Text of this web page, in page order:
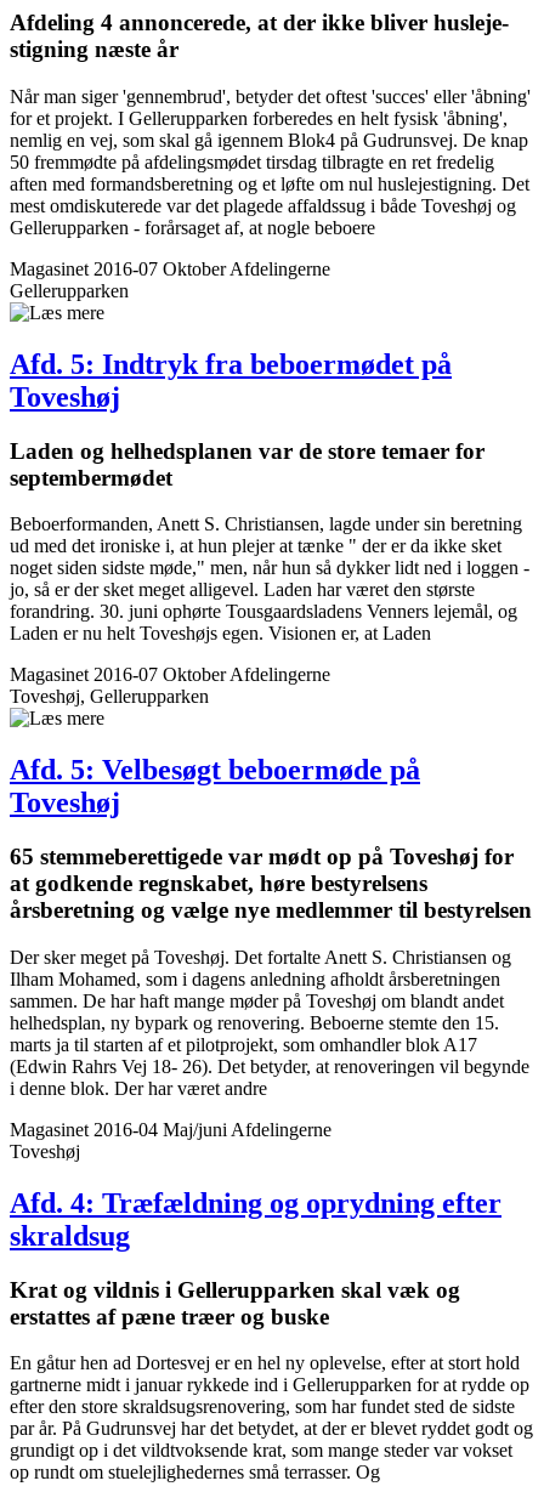
Afdeling 4 annoncerede, at der ikke bliver husleje­
stigning næste år
Når man siger 'gennembrud', betyder det oftest 'succes' eller 'åbning'
for et projekt. I Gellerupparken forberedes en helt fysisk 'åbning',
nemlig en vej, som skal gå igennem Blok4 på Gudrunsvej. De knap
50 fremmødte på afdelingsmødet tirsdag tilbragte en ret fredelig
aften med formandsberetning og et løfte om nul huslejestigning. Det
mest omdiskuterede var det plagede affaldssug i både Toveshøj og
Gellerupparken - forårsaget af, at nogle beboere
Magasinet 2016-07 Oktober Afdelingerne
Gellerupparken
Afd. 5: Indtryk fra beboer­mødet på
Toveshøj
Laden og helheds­planen var de store temaer for
septembermødet
Beboerformanden, Anett S. Christiansen, lagde under sin beretning
ud med det ironiske i, at hun plejer at tænke " der er da ikke sket
noget siden sidste møde," men, når hun så dykker lidt ned i loggen -
jo, så er der sket meget alligevel. Laden har været den største
forandring. 30. juni ophørte Tousgaardsladens Venners lejemål, og
Laden er nu helt Toveshøjs egen. Visionen er, at Laden
Magasinet 2016-07 Oktober Afdelingerne
Toveshøj, Gellerupparken
Afd. 5: Velbesøgt beboer­møde på
Toveshøj
65 stemmeberettigede var mødt op på Toveshøj for
at godkende regnskabet, høre bestyrelsens
årsberetning og vælge nye medlemmer til bestyrelsen
Der sker meget på Toveshøj. Det fortalte Anett S. Christiansen og
Ilham Mohamed, som i dagens anledning afholdt årsberetningen
sammen. De har haft mange møder på Toveshøj om blandt andet
helhedsplan, ny bypark og renovering. Beboerne stemte den 15.
marts ja til starten af et pilotprojekt, som omhandler blok A17
(Edwin Rahrs Vej 18- 26). Det betyder, at renoveringen vil begynde
i denne blok. Der har været andre
Magasinet 2016-04 Maj/juni Afdelingerne
Toveshøj
Afd. 4: Træfældning og oprydning efter
skraldsug
Krat og vildnis i Gellerup­parken skal væk og
erstattes af pæne træer og buske
En gåtur hen ad Dortesvej er en hel ny oplevelse, efter at stort hold
gartnerne midt i januar rykkede ind i Gellerupparken for at rydde op
efter den store skraldsugsrenovering, som har fundet sted de sidste
par år. På Gudrunsvej har det betydet, at der er blevet ryddet godt og
grundigt op i det vildtvoksende krat, som mange steder var vokset
op rundt om stuelejlighedernes små terrasser. Og